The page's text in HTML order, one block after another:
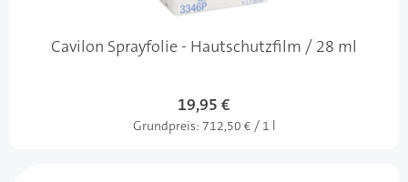
Cavilon Sprayfolie - Hautschutzfilm / 28 ml
19,95 €
Grundpreis: 712,50 € / 1 l